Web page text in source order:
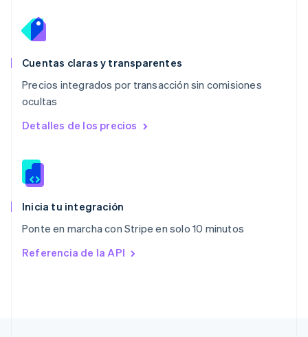
Cuentas claras y transparentes
Precios integrados por transacción sin comisiones
ocultas
Detalles de los precios
Inicia tu integración
Ponte en marcha con Stripe en solo 10 minutos
Referencia de la API
Noruega
English
English
NederlandsEnglish
Polonia
English
RAE de Hong Kong, China
Reino Unido
English
English
English